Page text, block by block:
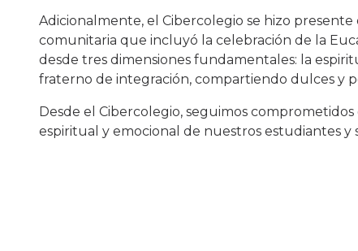
Adicionalmente, el Cibercolegio se hizo
comunitaria que incluyó la celebración de la
desde tres dimensiones fundamentales: la
fraterno de integración, compartiendo dulces y
Desde el Cibercolegio, seguimos
espiritual y emocional de nuestros estudiantes y